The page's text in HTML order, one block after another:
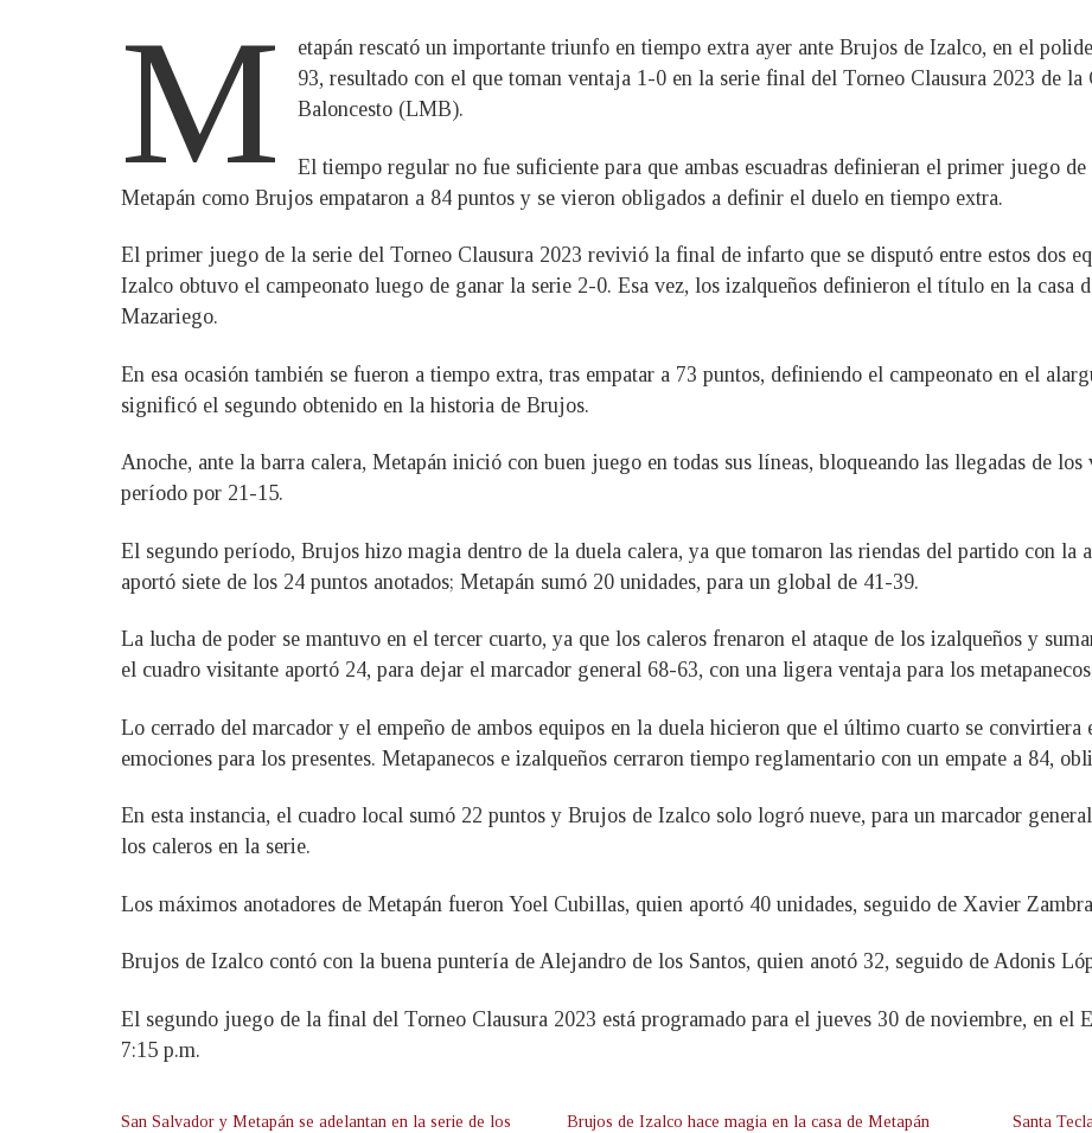
M
etapán rescató un importante triunfo en tiempo extra ayer ante Brujos de Izalco, en el
93, resultado con el que toman ventaja 1-0 en la serie final del Torneo Clausura 2023 de
Baloncesto (LMB).
El tiempo regular no fue suficiente para que ambas escuadras definieran el primer juego
Metapán como Brujos empataron a 84 puntos y se vieron obligados a definir el duelo en tiempo extra.
El primer juego de la serie del Torneo Clausura 2023 revivió la final de infarto que se disputó entre estos dos
Izalco obtuvo el campeonato luego de ganar la serie 2-0. Esa vez, los izalqueños definieron el título en la casa
Mazariego.
En esa ocasión también se fueron a tiempo extra, tras empatar a 73 puntos, definiendo el campeonato en el
significó el segundo obtenido en la historia de Brujos.
Anoche, ante la barra calera, Metapán inició con buen juego en todas sus líneas, bloqueando las llegadas de
período por 21-15.
El segundo período, Brujos hizo magia dentro de la duela calera, ya que tomaron las riendas del partido con la
aportó siete de los 24 puntos anotados; Metapán sumó 20 unidades, para un global de 41-39.
La lucha de poder se mantuvo en el tercer cuarto, ya que los caleros frenaron el ataque de los izalqueños y
el cuadro visitante aportó 24, para dejar el marcador general 68-63, con una ligera ventaja para los
Lo cerrado del marcador y el empeño de ambos equipos en la duela hicieron que el último cuarto se convirtiera
emociones para los presentes. Metapanecos e izalqueños cerraron tiempo reglamentario con un empate a 84,
En esta instancia, el cuadro local sumó 22 puntos y Brujos de Izalco solo logró nueve, para un marcador
los caleros en la serie.
Los máximos anotadores de Metapán fueron Yoel Cubillas, quien aportó 40 unidades, seguido de Xavier
Brujos de Izalco contó con la buena puntería de Alejandro de los Santos, quien anotó 32, seguido de Adonis
El segundo juego de la final del Torneo Clausura 2023 está programado para el jueves 30 de noviembre, en el
7:15 p.m.
San Salvador y Metapán se adelantan en la serie de los
Brujos de Izalco hace magia en la casa de Metapán
Santa